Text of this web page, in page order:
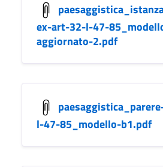
ex-art-32-l-47-
aggiornato-2.pdf
l-47-85_modello-b1.pdf